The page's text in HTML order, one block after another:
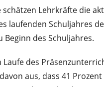
Lehrkräfte die
laufenden Schuljahres
Beginn des Schuljahres.
des
aus, dass 41